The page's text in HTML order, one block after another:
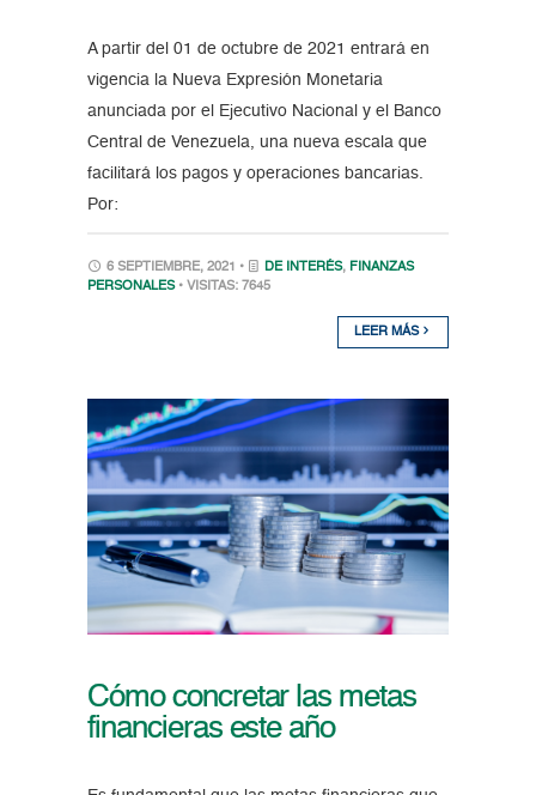
A partir del 01 de octubre de 2021 entrará en
vigencia la Nueva Expresión Monetaria
anunciada por el Ejecutivo Nacional y el Banco
Central de Venezuela, una nueva escala que
facilitará los pagos y operaciones bancarias.
Por:
6 SEPTIEMBRE, 2021 • DE INTERÉS, FINANZAS
PERSONALES • VISITAS: 7645
LEER MÁS
Cómo concretar las metas
financieras este año